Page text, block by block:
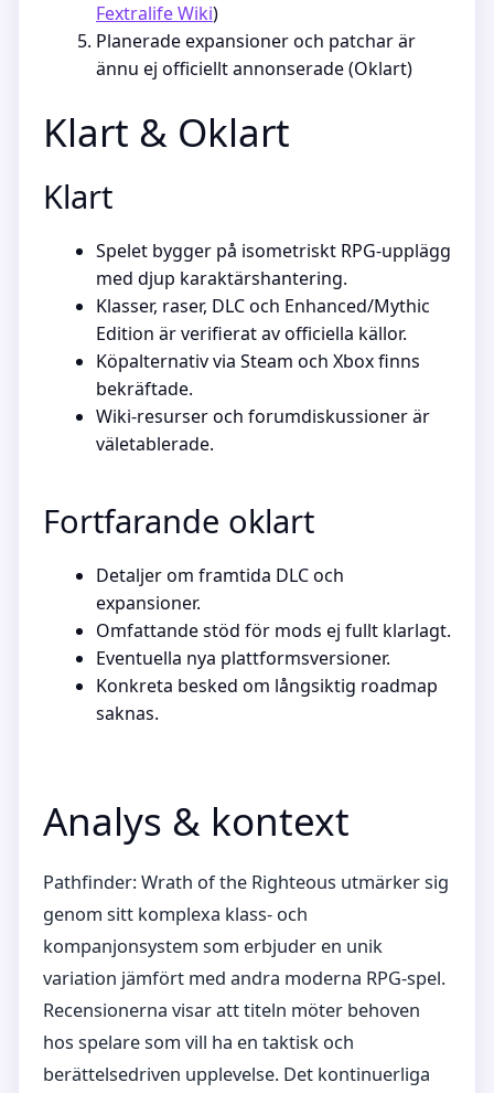
Fextralife Wiki)
Planerade expansioner och patchar är
ännu ej officiellt annonserade (Oklart)
Klart & Oklart
Klart
Spelet bygger på isometriskt RPG-upplägg
med djup karaktärshantering.
Klasser, raser, DLC och Enhanced/Mythic
Edition är verifierat av officiella källor.
Köpalternativ via Steam och Xbox finns
bekräftade.
Wiki-resurser och forumdiskussioner är
väletablerade.
Fortfarande oklart
Detaljer om framtida DLC och
expansioner.
Omfattande stöd för mods ej fullt klarlagt.
Eventuella nya plattformsversioner.
Konkreta besked om långsiktig roadmap
saknas.
Analys & kontext
Pathfinder: Wrath of the Righteous utmärker sig
genom sitt komplexa klass- och
kompanjonsystem som erbjuder en unik
variation jämfört med andra moderna RPG-spel.
Recensionerna visar att titeln möter behoven
hos spelare som vill ha en taktisk och
berättelsedriven upplevelse. Det kontinuerliga